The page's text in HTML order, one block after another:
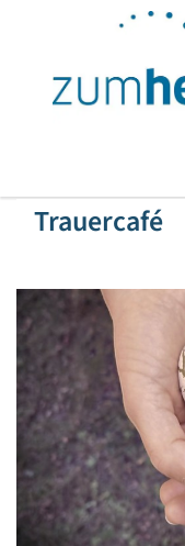
Trauercafé